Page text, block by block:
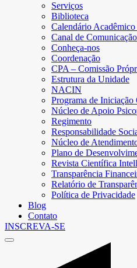
Serviços
Biblioteca
Calendário Acadêmico
Canal de
Conheça-nos
Coordenação
CPA – Comissão
Estrutura da Unidade
NACIN
Programa de Iniciação
Núcleo de Apoio
Regimento
Responsabilidade
Núcleo de
Plano de
Revista Científica
Transparência
Relatório de
Política de Privacidade
Blog
Contato
INSCREVA-SE